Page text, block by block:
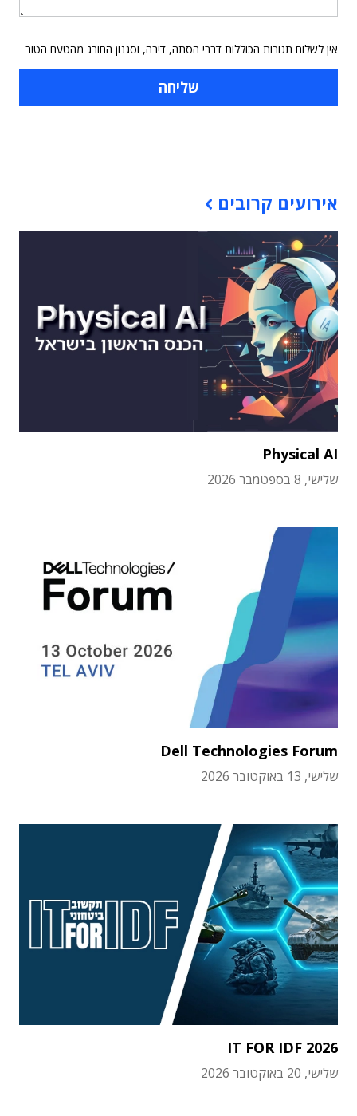
אין לשלוח תגובות הכוללות דברי הסתה, דיבה, וסגנון החורג מהטעם הטוב
אירועים קרובים
Physical AI
שלישי, 8 בספטמבר 2026
Dell Technologies Forum
שלישי, 13 באוקטובר 2026
IT FOR IDF 2026
שלישי, 20 באוקטובר 2026